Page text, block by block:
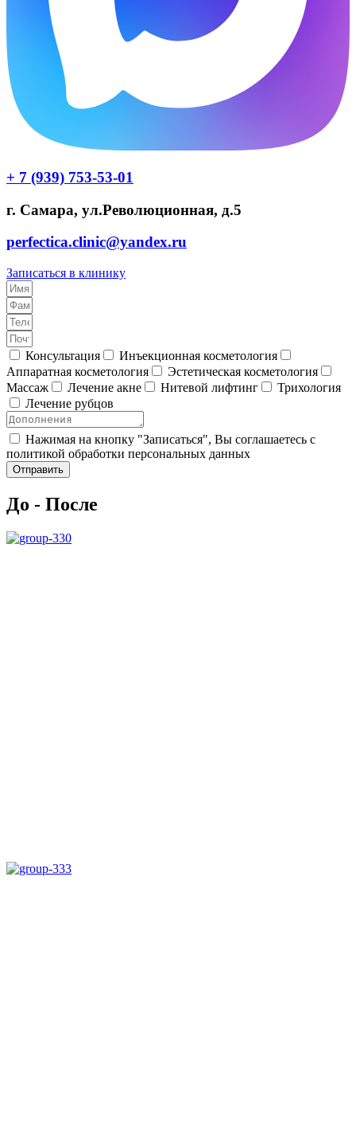
+ 7 (939) 753-53-01
г. Самара, ул.Революционная, д.5
perfectica.clinic@yandex.ru
Записаться в клинику
Консультация
Инъекционная косметология
Аппаратная косметология
Эстетическая косметология
Массаж
Лечение акне Нитевой лифтинг
Трихология
Лечение рубцов
Нажимая на кнопку "Записаться", Вы соглашаетесь с
политикой обработки персональных данных
Отправить
До - После